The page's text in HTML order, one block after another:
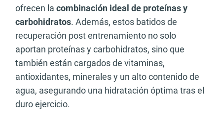
ofrecen la combinación ideal de proteínas y
carbohidratos. Además, estos batidos de
recuperación post entrenamiento no solo
aportan proteínas y carbohidratos, sino que
también están cargados de vitaminas,
antioxidantes, minerales y un alto contenido de
agua, asegurando una hidratación óptima tras el
duro ejercicio.